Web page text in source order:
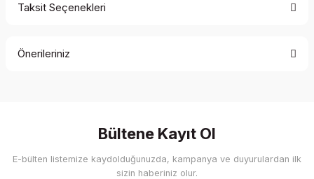
Taksit Seçenekleri
Önerileriniz
Görüş ve önerileriniz için teşekkür ederiz.
Ürün resmi kalitesiz, bozuk veya görüntülenemiyor.
Bültene Kayıt Ol
E-bülten listemize kaydolduğunuzda, kampanya ve duyurulardan ilk
sizin haberiniz olur.